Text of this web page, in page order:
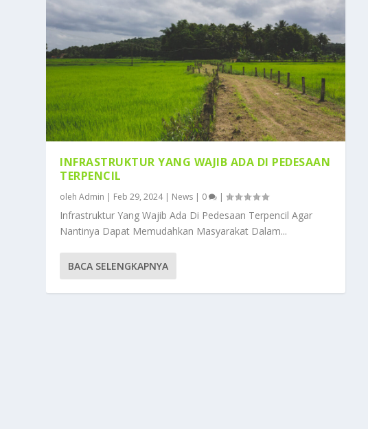
INFRASTRUKTUR YANG WAJIB ADA DI PEDESAAN
TERPENCIL
olehAdmin | Feb 29, 2024| News | 0 |
Infrastruktur Yang Wajib Ada Di Pedesaan Terpencil Agar
Nantinya Dapat Memudahkan Masyarakat Dalam...
BACA SELENGKAPNYA